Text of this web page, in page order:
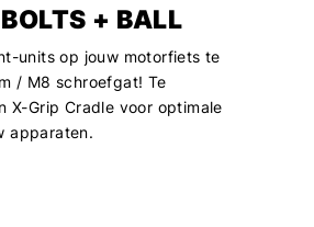
+ BALL
units op jouw motorfiets te
/ M8 schroefgat! Te
X-Grip Cradle voor optimale
apparaten.